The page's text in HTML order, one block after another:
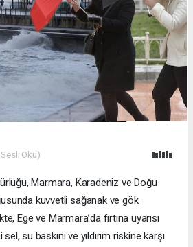
Oku)
Marmara, Karadeniz ve Doğu
kuvvetli sağanak ve gök
Ege ve Marmara’da fırtına uyarısı
su baskını ve yıldırım riskine karşı